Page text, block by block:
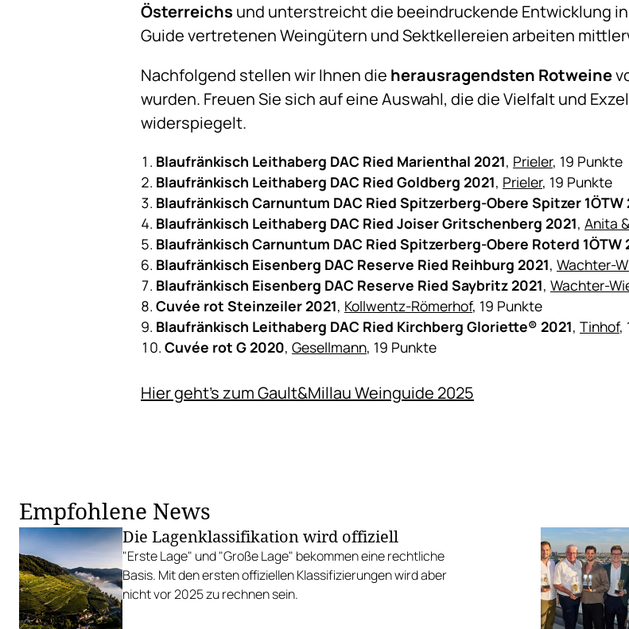
Österreichs und unterstreicht die beeindruckende Entwicklung
Guide vertretenen Weingütern und Sektkellereien arbeiten
Nachfolgend stellen wir Ihnen die herausragendsten Rotweine
wurden. Freuen Sie sich auf eine Auswahl, die die Vielfalt und
widerspiegelt.
Blaufränkisch Leithaberg DAC Ried Marienthal 2021, Prieler, 19 Punkte
Blaufränkisch Leithaberg DAC Ried Goldberg 2021, Prieler, 19 Punkte
Blaufränkisch Carnuntum DAC Ried Spitzerberg-Obere Spitzer 1ÖTW
Blaufränkisch Leithaberg DAC Ried Joiser Gritschenberg 2021, Anita
Blaufränkisch Carnuntum DAC Ried Spitzerberg-Obere Roterd 1ÖTW
Blaufränkisch Eisenberg DAC Reserve Ried Reihburg 2021, Wachter-
Blaufränkisch Eisenberg DAC Reserve Ried Saybritz 2021, Wachter-
Cuvée rot Steinzeiler 2021, Kollwentz-Römerhof, 19 Punkte
Blaufränkisch Leithaberg DAC Ried Kirchberg Gloriette® 2021, Tinhof,
Cuvée rot G 2020, Gesellmann, 19 Punkte
Hier geht's zum Gault&Millau Weinguide 2025
Empfohlene News
Die Lagenklassifikation wird offiziell
"Erste Lage" und "Große Lage" bekommen eine rechtliche
Basis. Mit den ersten offiziellen Klassifizierungen wird aber
nicht vor 2025 zu rechnen sein.